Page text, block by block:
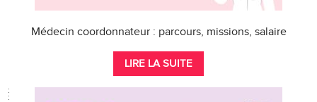
Médecin coordonnateur : parcours, missions, salaire
LIRE LA SUITE